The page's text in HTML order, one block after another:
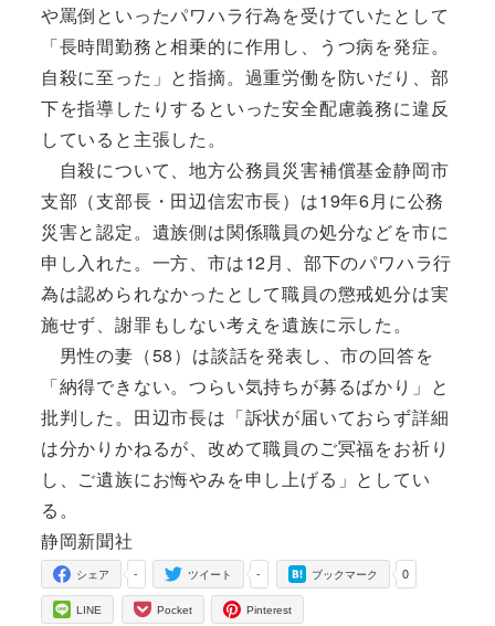
や罵倒といったパワハラ行為を受けていたとして
「長時間勤務と相乗的に作用し、うつ病を発症。
自殺に至った」と指摘。過重労働を防いだり、部
下を指導したりするといった安全配慮義務に違反
していると主張した。
自殺について、地方公務員災害補償基金静岡市
支部（支部長・田辺信宏市長）は19年6月に公務
災害と認定。遺族側は関係職員の処分などを市に
申し入れた。一方、市は12月、部下のパワハラ行
為は認められなかったとして職員の懲戒処分は実
施せず、謝罪もしない考えを遺族に示した。
男性の妻（58）は談話を発表し、市の回答を
「納得できない。つらい気持ちが募るばかり」と
批判した。田辺市長は「訴状が届いておらず詳細
は分かりかねるが、改めて職員のご冥福をお祈り
し、ご遺族にお悔やみを申し上げる」としてい
る。
静岡新聞社
-
シェア -
ツイート 0
ブックマーク
LINE Pocket Pinterest